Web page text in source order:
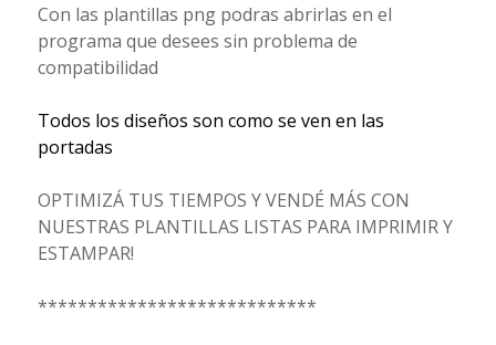
Con las plantillas png podras abrirlas en el
programa que desees sin problema de
compatibilidad
Todos los diseños son como se ven en las
portadas
OPTIMIZÁ TUS TIEMPOS Y VENDÉ MÁS CON
NUESTRAS PLANTILLAS LISTAS PARA IMPRIMIR Y
ESTAMPAR!
****************************